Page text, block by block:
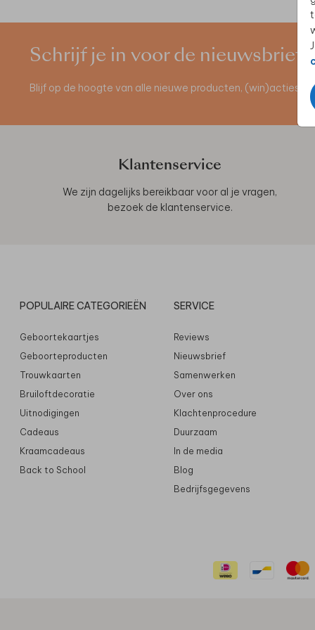
Schrijf je in voor de nieuwsbrief
Blijf op de hoogte van alle nieuwe producten, (win)acties
Klantenservice
We zijn dagelijks bereikbaar voor al je vragen,
bezoek de klantenservice.
POPULAIRE CATEGORIEËN
Geboortekaartjes
Geboorteproducten
Trouwkaarten
Bruiloftdecoratie
Uitnodigingen
Cadeaus
Kraamcadeaus
Back to School
SERVICE
Reviews
Nieuwsbrief
Samenwerken
Over ons
Klachtenprocedure
Duurzaam
In de media
Blog
Bedrijfsgegevens